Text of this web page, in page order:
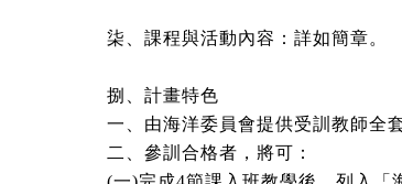
柒、課程與活動內容：詳如簡章。
捌、計畫特色
一、由海洋委員會提供受訓教師全
二、參訓合格者，將可：